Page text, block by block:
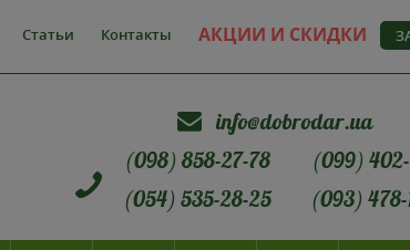
Статьи Контакты АКЦИИ И СКИДКИ
info@dobrodar.ua
(098) 858-27-78
(099)
(054) 535-28-25
(093) 478-